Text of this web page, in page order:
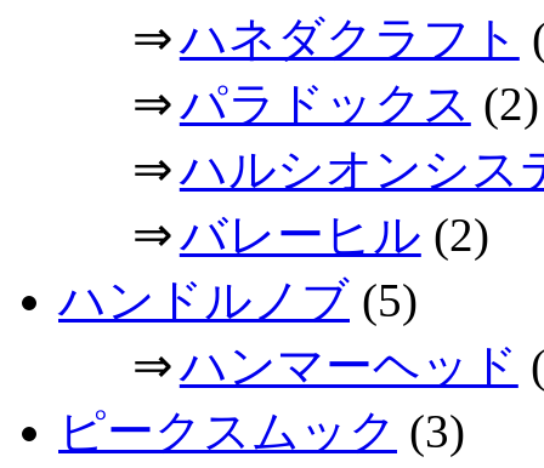
⇒ハネダクラフト
⇒パラドックス (2)
⇒ハルシオンシス
⇒バレーヒル (2)
ハンドルノブ (5)
⇒ハンマーヘッド
ピークスムック (3)